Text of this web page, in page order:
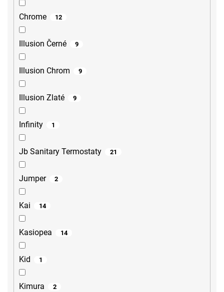
Chrome 12
Illusion Černé 9
Illusion Chrom 9
Illusion Zlaté 9
Infinity 1
Jb Sanitary Termostaty 21
Jumper 2
Kai 14
Kasiopea 14
Kid 1
Kimura 2